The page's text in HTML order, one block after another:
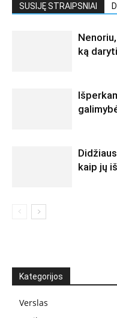
SUSIJĘ STRAIPSNIAI
ką
kaip jų
Kategorijos
Verslas